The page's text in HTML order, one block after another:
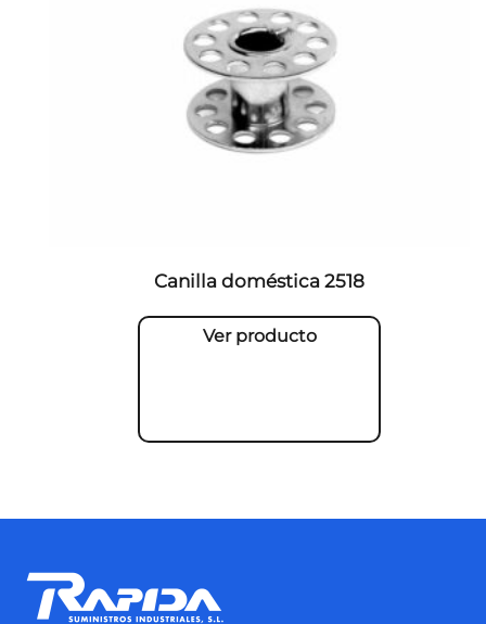
Canilla doméstica 2518
Ver producto